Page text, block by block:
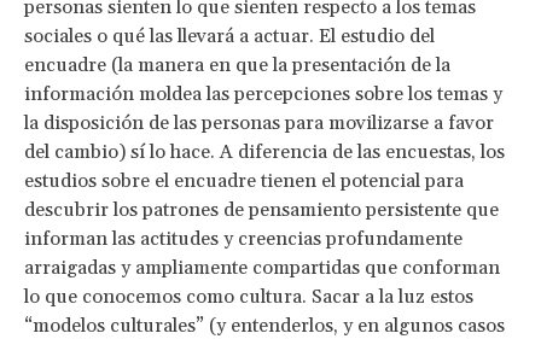
personas sienten lo que sienten respecto a los temas
sociales o qué las llevará a actuar. El estudio del
encuadre (la manera en que la presentación de la
información moldea las percepciones sobre los temas y
la disposición de las personas para movilizarse a favor
del cambio) sí lo hace. A diferencia de las encuestas, los
estudios sobre el encuadre tienen el potencial para
descubrir los patrones de pensamiento persistente que
informan las actitudes y creencias profundamente
arraigadas y ampliamente compartidas que conforman
lo que conocemos como cultura. Sacar a la luz estos
“modelos culturales” (y entenderlos, y en algunos casos